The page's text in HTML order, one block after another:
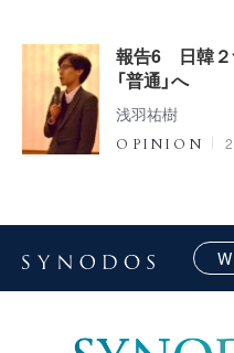
報告6 日韓２
「普通」へ
浅羽祐樹
OPINION